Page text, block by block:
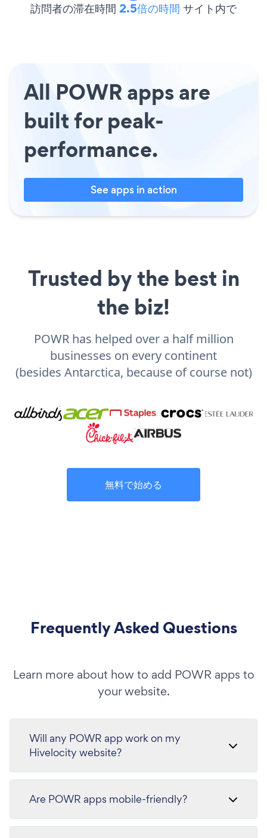
訪問者の滞在時間 2.5倍の時間 サイト内で
All POWR apps are
built for peak-
performance.
See apps in action
Trusted by the best in
the biz!
POWR has helped over a half million
businesses on every continent
(besides Antarctica, because of course not)
無料で始める
Frequently Asked Questions
Learn more about how to add POWR apps to
your website.
Will any POWR app work on my
Hivelocity website?
Are POWR apps mobile-friendly?